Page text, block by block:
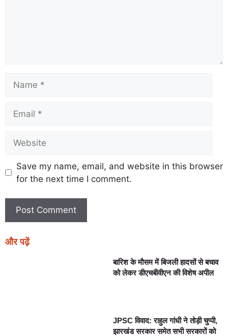
Save my name, email, and website in this browser
for the next time I comment.
और पढ़ें
बारिश के मौसम में बिजली हादसों से बचाव
को लेकर डीएचबीवीएन की विशेष अपील
JPSC विवाद: राहुल गांधी ने तोड़ी चुप्पी,
झारखंड सरकार समेत सभी सरकारों को